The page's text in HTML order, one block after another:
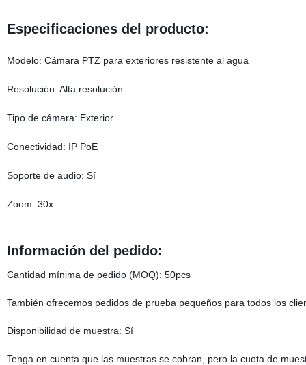
Especificaciones del producto:
Modelo: Cámara PTZ para exteriores resistente al agua
Resolución: Alta resolución
Tipo de cámara: Exterior
Conectividad: IP PoE
Soporte de audio: Sí
Zoom: 30x
Información del pedido:
Cantidad mínima de pedido (MOQ): 50pcs
También ofrecemos pedidos de prueba pequeños para todos los
Disponibilidad de muestra: Sí
Tenga en cuenta que las muestras se cobran, pero la cuota de